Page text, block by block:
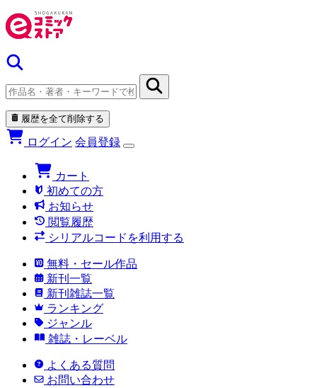
履歴を全て削除する
ログイン 会員登録
カート
初めての方
お知らせ
閲覧履歴
シリアルコードを利用する
無料・セール作品
新刊一覧
新刊雑誌一覧
ランキング
ジャンル
雑誌・レーベル
よくある質問
お問い合わせ